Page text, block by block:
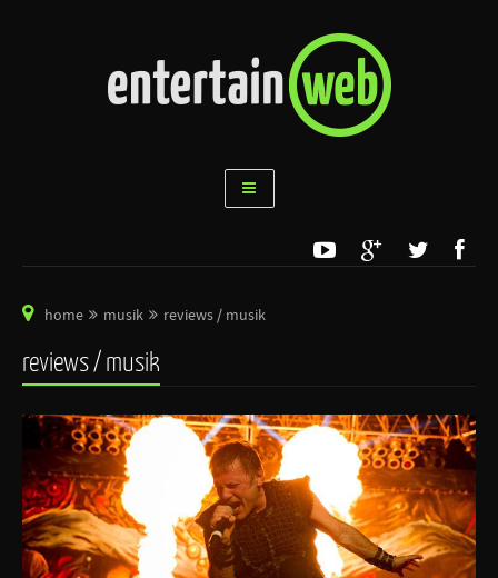
home musik reviews / musik
reviews / musik